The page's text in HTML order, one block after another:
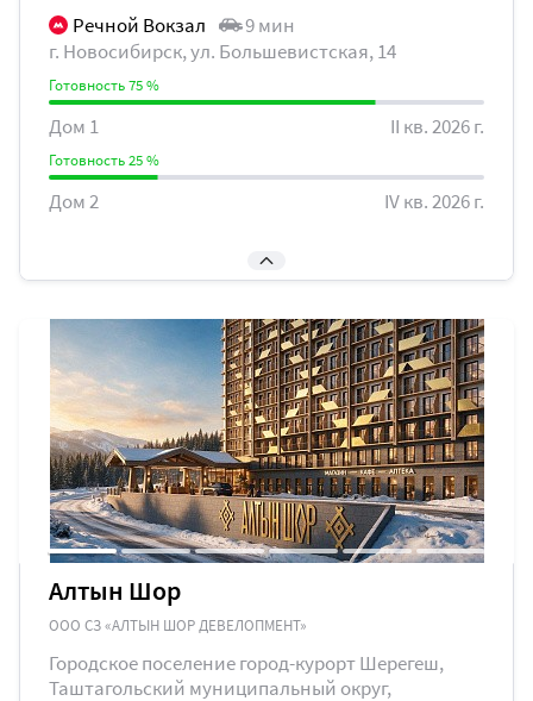
Речной Вокзал
9 мин
г. Новосибирск, ул. Большевистская, 14
Готовность 75 %
Дом 1 II кв. 2026 г.
Готовность 25 %
Дом 2 IV кв. 2026 г.
Ввод в эксплуатацию 1 очереди II кв. 2026 г.
Алтын Шор
ООО СЗ «АЛТЫН ШОР ДЕВЕЛОПМЕНТ»
Городское поселение город-курорт Шерегеш,
Таштагольский муниципальный округ,